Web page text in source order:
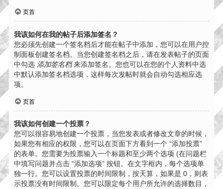
页首
我该如何在我的帖子后添加签名？
您必须先创建一个签名档后才能在帖子中添加，您可以在用户控
制面板创建签名档。当您创建签名档之后，请在发表帖子的页面
中勾选 添加签名档来添加签名。您也可以在您的个人资料中选
中默认添加签名档选项，这样每次发帖时就会自动勾选相应选
项。
页首
我该如何创建一个投票？
您可以很容易地创建一个投票，当您发表或者修改文章的时候，
如果您有相应的权限，您可以在页面下方看到一个 “添加投票”
的表单。您需要为投票输入一个标题和至少两个选项 (在问题栏
中填写问题并点击 “添加选项” 按钮。在文字框内，每个选项单
独一行。您可以设置投票的时间限制，按天算，如果是 0，则表
示投票没有时间限制。您可以限定每个用户所允许的选择数目，